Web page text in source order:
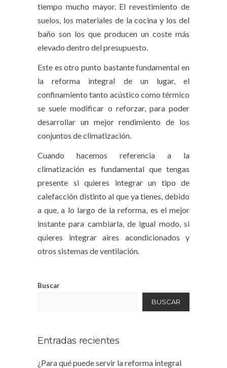
tiempo mucho mayor. El revestimiento de
suelos, los materiales de la cocina y los del
baño son los que producen un coste más
elevado dentro del presupuesto.
Este es otro punto bastante fundamental en
lareforma integral de un lugar, el
confinamiento tanto acústico como térmico
se suele modificar o reforzar, para poder
desarrollar un mejor rendimiento de los
conjuntos de climatización.
Cuando hacemos referencia a la
climatización es fundamental que tengas
presente si quieres integrar un tipo de
calefacción distinto al que ya tienes, debido
a que, a lo largo de la reforma, es el mejor
instante para cambiarla, de igual modo, si
quieres integrar aires acondicionados y
otros sistemas de ventilación.
Buscar
BUSCAR
Entradas recientes
¿Para qué puede servir la reforma integral